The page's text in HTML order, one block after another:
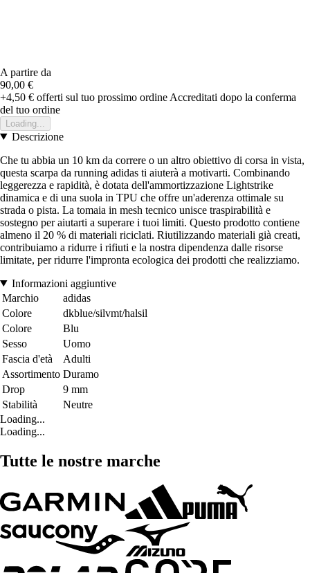
A partire da
90,00 €
+4,50 € offerti sul tuo prossimo ordine Accreditati dopo la conferma
del tuo ordine
Loading...
Descrizione
Che tu abbia un 10 km da correre o un altro obiettivo di corsa in vista,
questa scarpa da running adidas ti aiuterà a motivarti. Combinando
leggerezza e rapidità, è dotata dell'ammortizzazione Lightstrike
dinamica e di una suola in TPU che offre un'aderenza ottimale su
strada o pista. La tomaia in mesh tecnico unisce traspirabilità e
sostegno per aiutarti a superare i tuoi limiti. Questo prodotto contiene
almeno il 20 % di materiali riciclati. Riutilizzando materiali già creati,
contribuiamo a ridurre i rifiuti e la nostra dipendenza dalle risorse
limitate, per ridurre l'impronta ecologica dei prodotti che realizziamo.
Informazioni aggiuntive
Marchio
adidas
Colore
dkblue/silvmt/halsil
Colore
Blu
Sesso
Uomo
Fascia d'età
Adulti
Assortimento Duramo
Drop
9 mm
Stabilità
Neutre
Loading...
Loading...
Tutte le nostre marche